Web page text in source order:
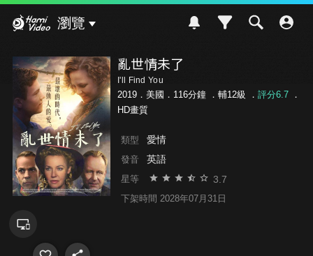
瀏覽
亂世情未了
I'll Find You
2019．美國．116分鐘 ． 輔12級 ． 評分6.7．
HD畫質
類型 愛情
發音 英語
星等 3.7
下架時間 2028年07月31日